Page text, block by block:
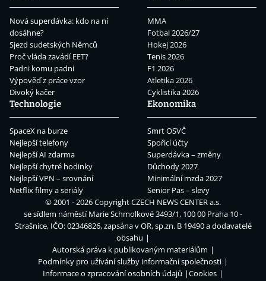
Nová superdávka: kdo na ní
dosáhne?
Sjezd sudetských Němců
Proč vláda zavádí EET?
Padni komu padni
Výpověď z práce vzor
Divoký kačer
MMA
Fotbal 2026/27
Hokej 2026
Tenis 2026
F1 2026
Atletika 2026
Cyklistika 2026
Technologie
SpaceX na burze
Nejlepší telefony
Nejlepší AI zdarma
Nejlepší chytré hodinky
Nejlepší VPN – srovnání
Netflix filmy a seriály
Ekonomika
Smrt OSVČ
Spořicí účty
Superdávka – změny
Důchody 2027
Minimální mzda 2027
Senior Pas – slevy
© 2001 - 2026 CopyrightCZECH NEWS CENTER a.s.
se sídlem náměstí Marie Schmolkové 3493/1, 100 00 Praha 10 -
Strašnice, IČO: 02346826, zapsána v OR, sp.zn. B 19490 a dodavatelé
obsahu
Autorská práva k publikovaným materiálům
Podmínky pro užívání služby informační společnosti
Informace o zpracování osobních údajů
Cookies